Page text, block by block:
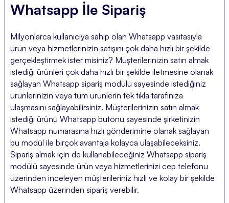
Whatsapp İle Sipariş
Milyonlarca kullanıcıya sahip olan Whatsapp vasıtasıyla
ürün veya hizmetlerinizin satışını çok daha hızlı bir şekilde
gerçekleştirmek ister misiniz? Müşterilerinizin satın almak
istediği ürünleri çok daha hızlı bir şekilde iletmesine olanak
sağlayan Whatsapp sipariş modülü sayesinde istediğiniz
ürünlerinizin veya tüm ürünlerin tek tıkla tarafınıza
ulaşmasını sağlayabilirsiniz. Müşterilerinizin satın almak
istediği ürünü Whatsapp butonu sayesinde şirketinizin
Whatsapp numarasına hızlı gönderimine olanak sağlayan
bu modül ile birçok avantaja kolayca ulaşabileceksiniz.
Sipariş almak için de kullanabileceğiniz Whatsapp sipariş
modülü sayesinde ürün veya hizmetlerinizi cep telefonu
üzerinden inceleyen müşterileriniz hızlı ve kolay bir şekilde
Whatsapp üzerinden sipariş verebilir.